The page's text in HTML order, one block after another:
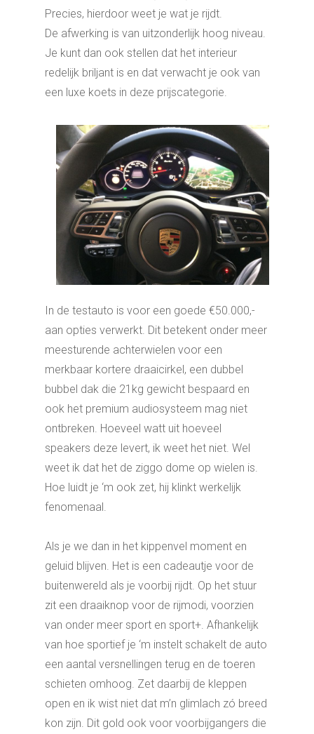
Precies, hierdoor weet je wat je rijdt.
De afwerking is van uitzonderlijk hoog niveau.
Je kunt dan ook stellen dat het interieur
redelijk briljant is en dat verwacht je ook van
een luxe koets in deze prijscategorie.
In de testauto is voor een goede €50.000,-
aan opties verwerkt. Dit betekent onder meer
meesturende achterwielen voor een
merkbaar kortere draaicirkel, een dubbel
bubbel dak die 21kg gewicht bespaard en
ook het premium audiosysteem mag niet
ontbreken. Hoeveel watt uit hoeveel
speakers deze levert, ik weet het niet. Wel
weet ik dat het de ziggo dome op wielen is.
Hoe luidt je ‘m ook zet, hij klinkt werkelijk
fenomenaal.
Als je we dan in het kippenvel moment en
geluid blijven. Het is een cadeautje voor de
buitenwereld als je voorbij rijdt. Op het stuur
zit een draaiknop voor de rijmodi, voorzien
van onder meer sport en sport+. Afhankelijk
van hoe sportief je ‘m instelt schakelt de auto
een aantal versnellingen terug en de toeren
schieten omhoog. Zet daarbij de kleppen
open en ik wist niet dat m’n glimlach zó breed
kon zijn. Dit gold ook voor voorbijgangers die